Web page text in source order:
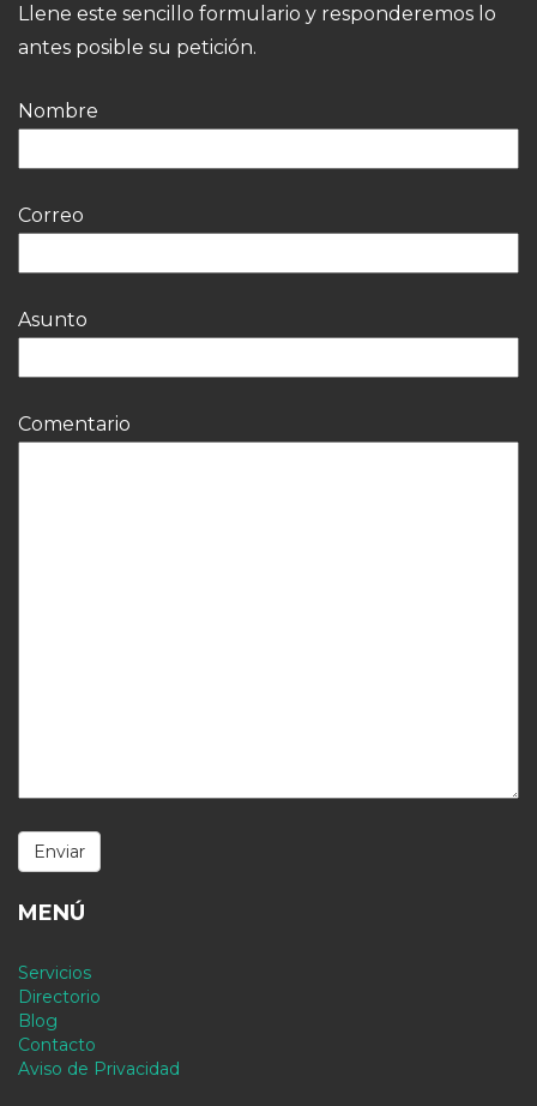
Llene este sencillo formulario y responderemos lo
antes posible su petición.
Nombre
Correo
Asunto
Comentario
MENÚ
Servicios
Directorio
Blog
Contacto
Aviso de Privacidad